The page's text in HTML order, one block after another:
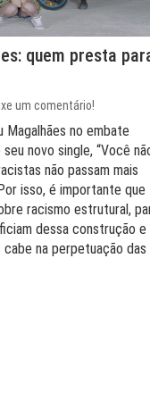
quem presta
um comentário!
Magalhães no embate
novo single, “Você
não passam mais
isso, é importante que
racismo estrutural,
dessa construção e
na perpetuação das